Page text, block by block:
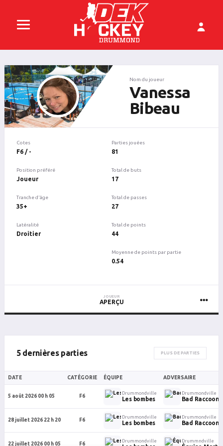
Nom du joueur
Vanessa
Bibeau
Cotes
F6 / -
Position préféré
Joueur
Tranche d'âge
35+
Latéralité
Droitier
Parties jouées
81
Total de buts
17
Total de passes
27
Total de points
44
Moyenne de points par partie
0.54
JOUEUR
APERÇU
5 dernières parties PLUS DE PARTIES
DATE CATÉGORIE ÉQUIPE ADVERSAIRE
5 août 2026 00 h 05 F6
Drummondville
Les bombes
Drummondville
Bad Raccoons
28 juillet 2026 22 h 20 F6
Drummondville
Les bombes
Drummondville
Bad Raccoons
22 juillet 2026 00 h 05 F6
Drummondville Drummndville